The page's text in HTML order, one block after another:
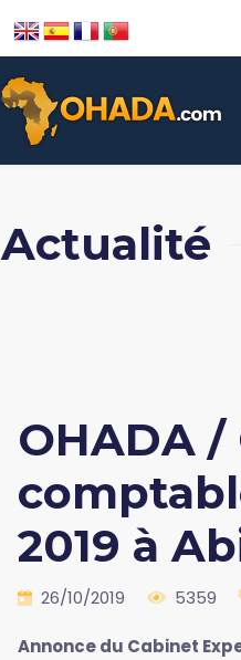
Actualité
OHADA
2019 à
26/10/2019 5359
Annonce du Cabinet